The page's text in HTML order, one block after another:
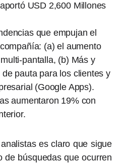
USD 2,600 Millones
que empujan el
(a) el aumento
pantalla, (b) Más y
pauta para los clientes y
(Google Apps).
aumentaron 19% con
es claro que sigue
de búsquedas que ocurren